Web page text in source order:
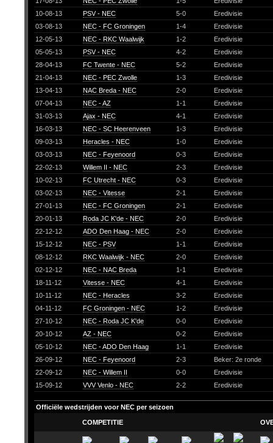
10-08-13
PSV - NEC 5-0
Eredivisie
03-08-13
NEC - FC Groningen 1-4
Eredivisie
12-05-13
NEC - RKC Waalwijk 1-2
Eredivisie
05-05-13
PSV - NEC 4-2
Eredivisie
28-04-13
FC Twente - NEC 5-2
Eredivisie
21-04-13
NEC - PEC Zwolle 1-3
Eredivisie
13-04-13
NAC Breda - NEC 2-0
Eredivisie
07-04-13
NEC - AZ 1-1
Eredivisie
31-03-13
Ajax - NEC 4-1
Eredivisie
16-03-13
NEC - SC Heerenveen 1-3
Eredivisie
09-03-13
Heracles - NEC 1-0
Eredivisie
03-03-13
NEC - Feyenoord 0-3
Eredivisie
22-02-13
Willem II - NEC 2-3
Eredivisie
10-02-13
FC Utrecht - NEC 0-3
Eredivisie
03-02-13
NEC - Vitesse 2-1
Eredivisie
27-01-13
NEC - FC Groningen 2-1
Eredivisie
20-01-13
Roda JC K'de - NEC 2-0
Eredivisie
22-12-12
ADO Den Haag - NEC 2-0
Eredivisie
15-12-12
NEC - PSV 1-1
Eredivisie
08-12-12
RKC Waalwijk - NEC 2-0
Eredivisie
02-12-12
NEC - NAC Breda 1-1
Eredivisie
18-11-12
Vitesse - NEC 4-1
Eredivisie
10-11-12
NEC - Heracles 3-2
Eredivisie
04-11-12
FC Groningen - NEC 1-2
Eredivisie
27-10-12
NEC - Roda JC K'de 0-0
Eredivisie
20-10-12
AZ - NEC 0-2
Eredivisie
05-10-12
NEC - ADO Den Haag 1-1
Eredivisie
26-09-12
NEC - Feyenoord 2-3
Beker: 2e ronde
22-09-12
NEC - Willem II 0-0
Eredivisie
15-09-12
VVV Venlo - NEC 2-2 Eredivisie
Officiële wedstrijden voor NEC per seizoen
COMPETITIE